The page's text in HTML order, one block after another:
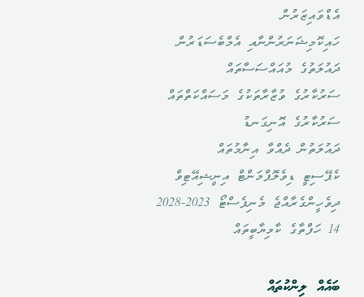
އެޑްވައިޒަރުން
ހައިކޮމިޝަނަރުންނާއި އެމްބެސަޑަރުން
ދައުލަތުގެ މުއައްސަސާތައް
ސަރުކާރުގެ ވުޒާރާތަކުގެ މަސައްކަތްތައް
ސަރުކާރުގެ އޮނިގަނޑު
ދައުލަތުން ދެއްވާ އިނާމުތައް
ކެޕޭސިޓީ ޑިވެލޮޕްމަންޓް އިނީޝިއޭޓިވް
ދިވެހީންގެރާއްޖެ މެނިފެސްޓޯ 2023-2028
ބައެއް ލިންކުތައް